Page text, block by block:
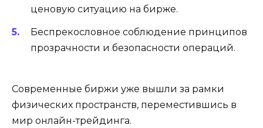
ценовую ситуацию на бирже.
Беспрекословное соблюдение принципов
прозрачности и безопасности операций.
Современные биржи уже вышли за рамки
физических пространств, переместившись в
мир онлайн-трейдинга.